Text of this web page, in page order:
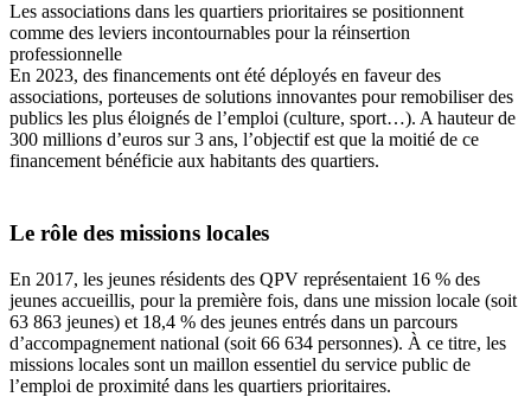
Les associations dans les quartiers prioritaires se positionnent
comme des leviers incontournables pour la réinsertion
professionnelle
En 2023, des financements ont été déployés en faveur des
associations, porteuses de solutions innovantes pour remobiliser des
publics les plus éloignés de l’emploi (culture, sport…). A hauteur de
300 millions d’euros sur 3 ans, l’objectif est que la moitié de ce
financement bénéficie aux habitants des quartiers.
Le rôle des missions locales
En 2017, les jeunes résidents des QPV représentaient 16 % des
jeunes accueillis, pour la première fois, dans une mission locale (soit
63 863 jeunes) et 18,4 % des jeunes entrés dans un parcours
d’accompagnement national (soit 66 634 personnes). À ce titre, les
missions locales sont un maillon essentiel du service public de
l’emploi de proximité dans les quartiers prioritaires.